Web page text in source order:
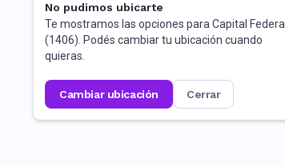
No pudimos ubicarte
Te mostramos las opciones para Capital Federal
(1406). Podés cambiar tu ubicación cuando
quieras.
cambiar ubicación cerrar